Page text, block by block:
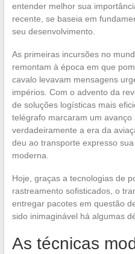
entender melhor sua
recente, se baseia em
seu desenvolvimento.
As primeiras incursões no
remontam à época em que
cavalo levavam mensagens
impérios. Com o advento da
de soluções logísticas mais
telégrafo marcaram um avanço
verdadeiramente a era da
deu ao transporte expresso
moderna.
Hoje, graças a tecnologias de
rastreamento sofisticados, o
entregar pacotes em questão
sido inimaginável há algumas
As técnicas